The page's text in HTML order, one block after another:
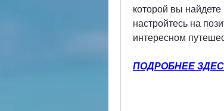
которой вы
настройтесь на
интересном
ПОДРОБНЕЕ